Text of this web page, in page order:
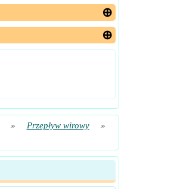
» Przepływ wirowy
»